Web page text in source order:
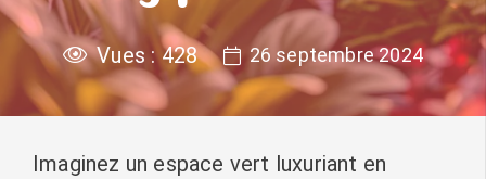
Vues :428 26 septembre 2024
Imaginez un espace vert luxuriant en